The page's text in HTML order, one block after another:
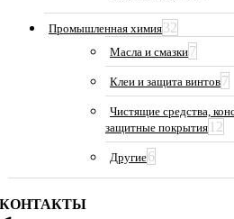
Промышленная химия32
Масла и смазки7
Клеи и защита винтов7
Чистящие средства,
защитные покрытия 12
Другие6
КОНТАКТЫ